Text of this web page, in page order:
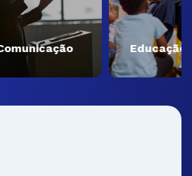
Educação